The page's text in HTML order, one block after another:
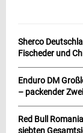
Sherco
Fischeder und
Enduro DM
– packender
Red Bull
siebten